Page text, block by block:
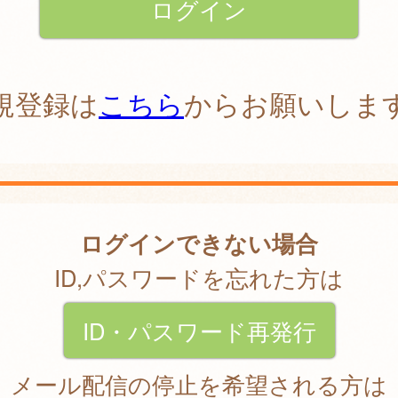
登録はこちらからお願いしま
ログインできない場合
ID,パスワードを忘れた方は
ID・パスワード再発行
メール配信の停止を希望される方は